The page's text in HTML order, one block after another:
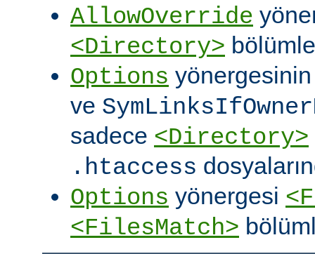
AllowOverride
<Directory>
Options
ve
sadece <Directory>
.htaccess
Options yönergesi
<FilesMatch>